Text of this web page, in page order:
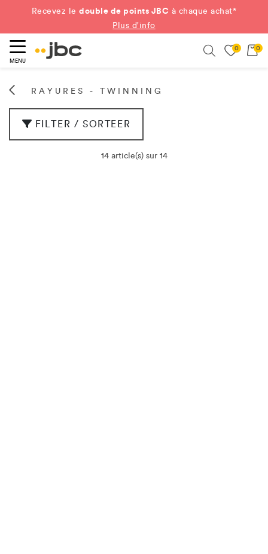
Recevez ledouble de points JBC à chaque achat*
Plus d'info
MENU
0 0
RAYURES - TWINNING
FILTER / SORTEER
14 article(s) sur 14